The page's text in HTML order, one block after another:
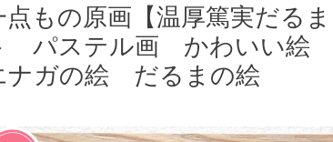
点もの原画【温厚篤実だる
パステル画 かわいい絵
ナガの絵 だるまの絵